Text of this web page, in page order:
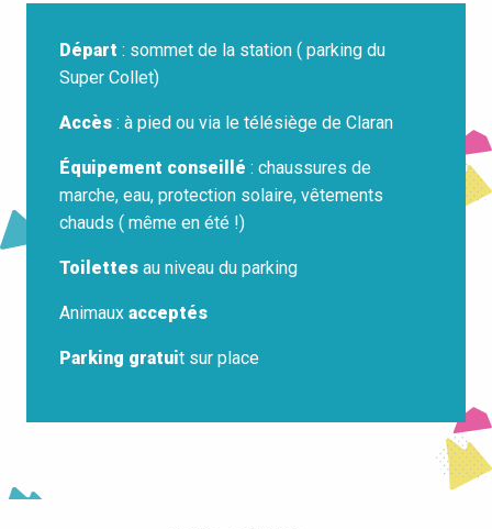
Départ : sommet de la station ( parking du
Super Collet)
Accès : à pied ou via le télésiège de Claran
Équipement conseillé : chaussures de
marche, eau, protection solaire, vêtements
chauds ( même en été !)
Toilettes au niveau du parking
Animaux acceptés
Parking gratuit sur place